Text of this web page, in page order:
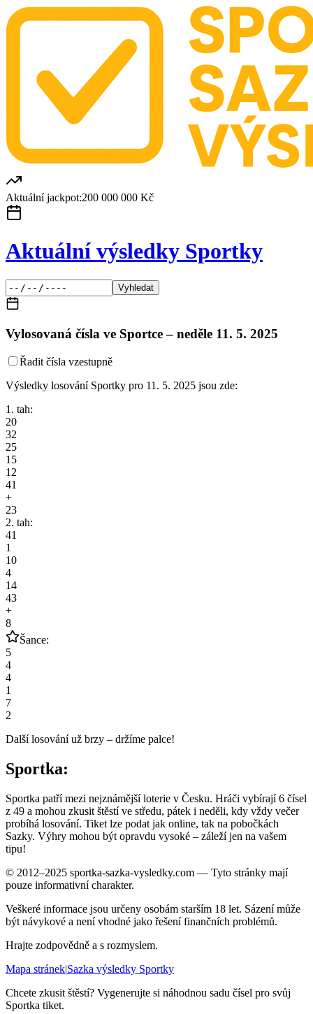
Aktuální jackpot:200 000 000 Kč
Aktuální výsledky Sportky
Vyhledat
Vylosovaná čísla ve Sportce – neděle 11. 5. 2025
Řadit čísla vzestupně
Výsledky losování Sportky pro 11. 5. 2025 jsou zde:
1. tah:
20
32
25
15
12
41
+
23
2. tah:
41
1
10
4
14
43
+
8
Šance:
5
4
4
1
7
2
Další losování už brzy – držíme palce!
Sportka:
Sportka patří mezi nejznámější loterie v Česku. Hráči vybírají 6 čísel
z 49 a mohou zkusit štěstí ve středu, pátek i neděli, kdy vždy večer
probíhá losování. Tiket lze podat jak online, tak na pobočkách
Sazky. Výhry mohou být opravdu vysoké – záleží jen na vašem
tipu!
© 2012–2025 sportka-sazka-vysledky.com — Tyto stránky mají
pouze informativní charakter.
Veškeré informace jsou určeny osobám starším 18 let. Sázení může
být návykové a není vhodné jako řešení finančních problémů.
Hrajte zodpovědně a s rozmyslem.
Mapa stránek|Sazka výsledky Sportky
Chcete zkusit štěstí? Vygenerujte si náhodnou sadu čísel pro svůj
Sportka tiket.